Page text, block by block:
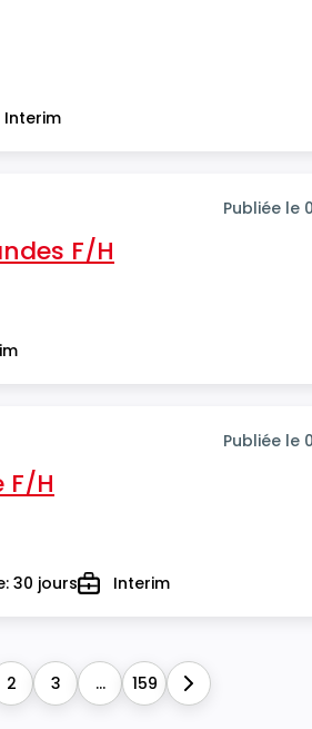
Interim
Publiée le
F/H
Publiée le
H
30 joursTypeInterim
2 3 ... 159 Next